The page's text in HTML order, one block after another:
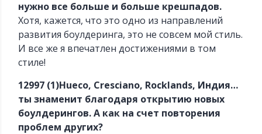
нужно все больше и больше крешпадов.
Хотя, кажется, что это одно из направлений
развития боулдеринга, это не совсем мой стиль.
И все же я впечатлен достижениями в том
стиле!
12997 (1)Hueco, Cresciano, Rocklands, Индия…
ты знаменит благодаря открытию новых
боулдерингов. А как на счет повторения
проблем других?